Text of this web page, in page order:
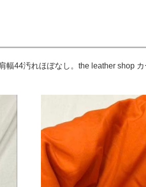
幅44汚れほぼなし。the leather shop